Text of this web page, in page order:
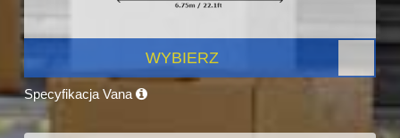
WYBIERZ
Specyfikacja Vana